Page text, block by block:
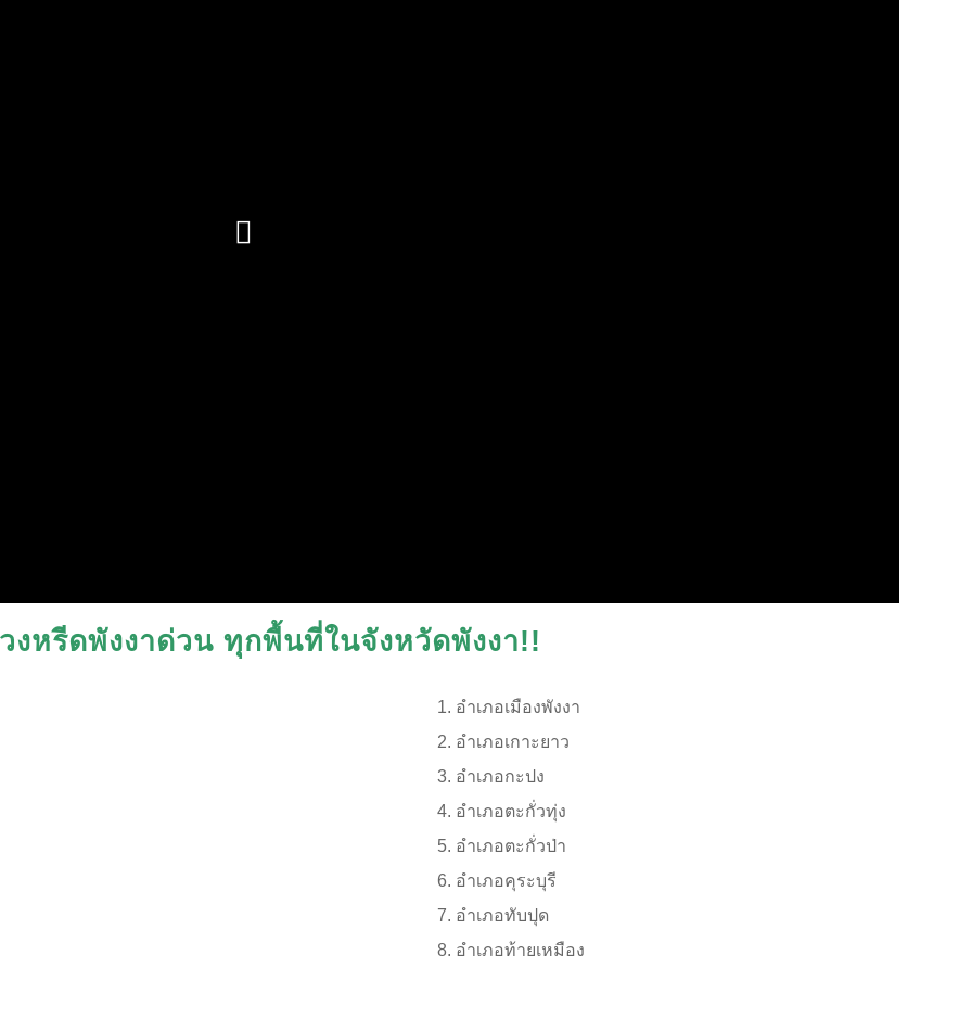
งหรีดพังงาด่วน ทุกพื้นที่ในจังหวัดพังงา!!
อำเภอเมืองพังงา
อำเภอเกาะยาว
อำเภอกะปง
อำเภอตะกั่วทุ่ง
อำเภอตะกั่วป่า
อำเภอคุระบุรี
อำเภอทับปุด
อำเภอท้ายเหมือง